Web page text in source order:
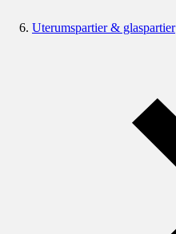
Uterumspartier & glaspartier